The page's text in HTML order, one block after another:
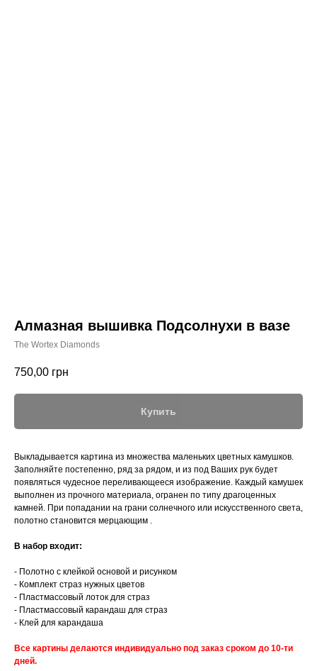
Алмазная вышивка Подсолнухи в вазе
The Wortex Diamonds
750,00 грн
Купить
Выкладывается картина из множества маленьких цветных камушков.
Заполняйте постепенно, ряд за рядом, и из под Ваших рук будет
появляться чудесное переливающееся изображение. Каждый камушек
выполнен из прочного материала, огранен по типу драгоценных
камней. При попадании на грани солнечного или искусственного света,
полотно становится мерцающим .
В набор входит:
- Полотно с клейкой основой и рисунком
- Комплект страз нужных цветов
- Пластмассовый лоток для страз
- Пластмассовый карандаш для страз
- Клей для карандаша
Все картины делаются индивидуально под заказ сроком до 10-ти
дней.